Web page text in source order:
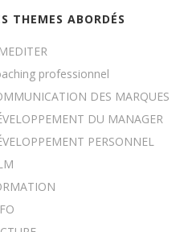
THEMES ABORDÉS
professionnel
DES MARQUES
DU MANAGER
PERSONNEL